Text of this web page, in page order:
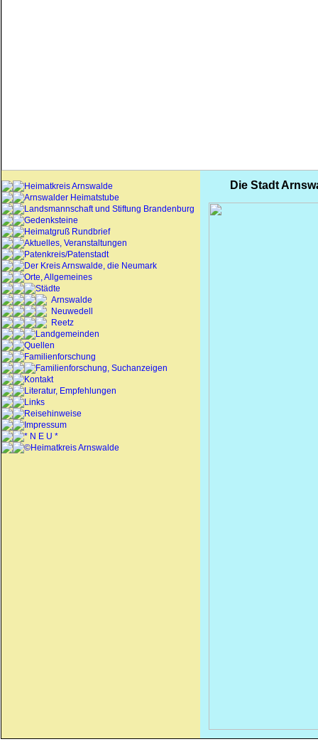
Heimatkreis Arnswalde
Arnswalder Heimatstube
Landsmannschaft und Stiftung Brandenburg
Gedenksteine
Heimatgruß Rundbrief
Aktuelles, Veranstaltungen
Patenkreis/Patenstadt
Der Kreis Arnswalde, die Neumark
Orte, Allgemeines
Städte
Arnswalde
Neuwedell
Reetz
Landgemeinden
Quellen
Familienforschung
Familienforschung, Suchanzeigen
Kontakt
Literatur, Empfehlungen
Links
Reisehinweise
Impressum
* N E U *
©Heimatkreis Arnswalde
Die Stadt